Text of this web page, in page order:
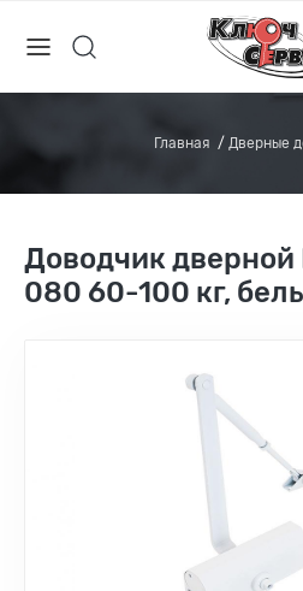
Главная Дверные
Доводчик дверной
080 60-100 кг,